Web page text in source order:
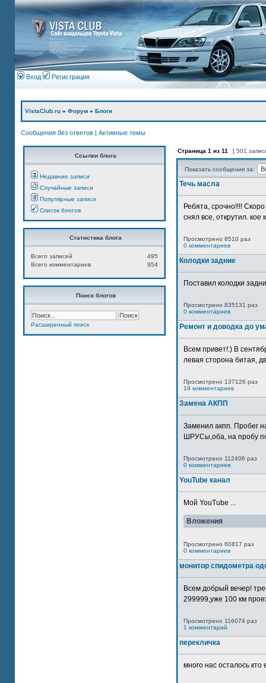
Вход Регистрация
VistaClub.ru » Форум » Блоги
Сообщения без ответов | Активные темы
Ссылки блога
Недавние записи
Случайные записи
Популярные записи
Список блогов
Статистика блога
495
Всего записей
954
Всего комментариев
Поиск блогов
Расширенный поиск
Страница 1 из 11 [ 501
Показать сообщения за:
Течь масла
Ребята, срочно!!!!
снял все, открутил. кое
Просмотрено 8510 раз
0 комментариев
Колодки задние
Поставил колодки
Просмотрено 835131 раз
0 комментариев
Ремонт и доводка до
Всем привет!:) В
левая сторона битая,
Просмотрено 137126 раз
19 комментариев
Замена АКПП
Заменил акпп. Пробег
ШРУСы,оба, на пробу
Просмотрено 112406 раз
0 комментариев
YouTube канал
Мой YouTube ...
Вложения
Просмотрено 60817 раз
0 комментариев
монитор спидометра
Всем добрый вечер!
299999,уже 100 км
Просмотрено 116074 раз
1 комментарий
перекличка
много нас осталось